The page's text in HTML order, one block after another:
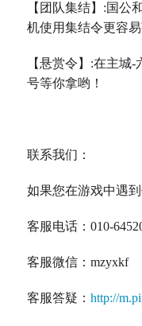
【团队集结】 :国公
机使用集结令更容
【悬赏令】 :在主城-
号等你拿哟！
联系我们：
如果您在游戏中遇
客服电话：010-
客服微信：mzyxkf
客服答疑：http://